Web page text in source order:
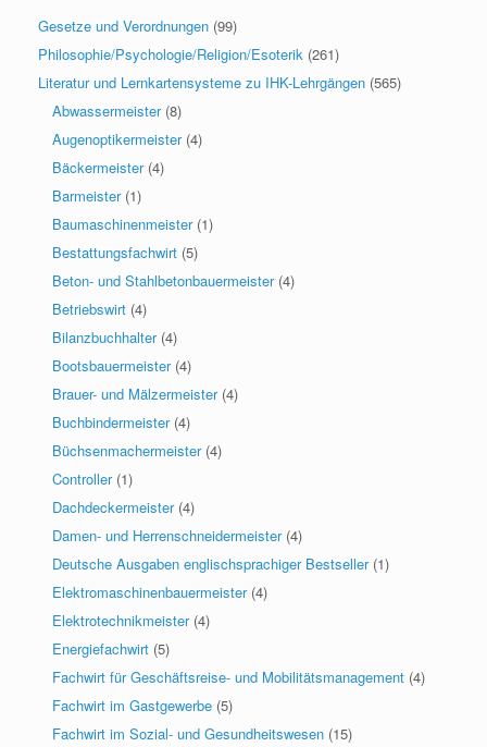
Gesetze und Verordnungen (99)
Philosophie/Psychologie/Religion/Esoterik (261)
Literatur und Lernkartensysteme zu IHK-Lehrgängen (565)
Abwassermeister (8)
Augenoptikermeister (4)
Bäckermeister (4)
Barmeister (1)
Baumaschinenmeister (1)
Bestattungsfachwirt (5)
Beton- und Stahlbetonbauermeister (4)
Betriebswirt (4)
Bilanzbuchhalter (4)
Bootsbauermeister (4)
Brauer- und Mälzermeister (4)
Buchbindermeister (4)
Büchsenmachermeister (4)
Controller (1)
Dachdeckermeister (4)
Damen- und Herrenschneidermeister (4)
Deutsche Ausgaben englischsprachiger Bestseller (1)
Elektromaschinenbauermeister (4)
Elektrotechnikmeister (4)
Energiefachwirt (5)
Fachwirt für Geschäftsreise- und Mobilitätsmanagement (4)
Fachwirt im Gastgewerbe (5)
Fachwirt im Sozial- und Gesundheitswesen (15)